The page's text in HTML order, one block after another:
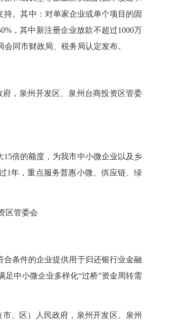
。其中：对单家企业或单个项目的固
，其中新注册企业放款不超过1000万
同市财政局、税务局认定发布。
，泉州开发区、泉州台商投资区管委
倍的额度，为我市中小微企业以及乡
1年，重点服务普惠小微、供应链、绿
区管委会
条件的企业提供用于归还银行业金融
中小微企业多样化“过桥”资金周转需
、区）人民政府，泉州开发区、泉州